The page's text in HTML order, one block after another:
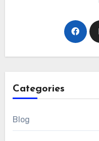
Categories
Blog